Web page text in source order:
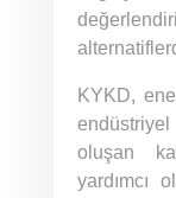
KYKD,
oluşan
yardımcı